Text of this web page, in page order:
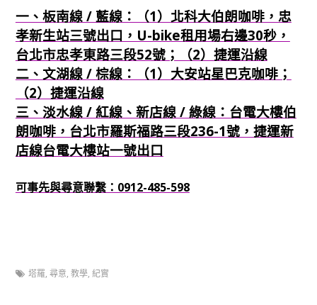
一、板南線 / 藍線：（1）北科大伯朗咖啡，忠
孝新生站三號出口，U-bike租用場右邊30秒，
台北市忠孝東路三段52號；（2）捷運沿線
二、文湖線 / 棕線：（1）大安站星巴克咖啡；
（2）捷運沿線
三、淡水線 / 紅線、新店線 / 綠線：台電大樓伯
朗咖啡，台北市羅斯福路三段236-1號，捷運新
店線台電大樓站一號出口
可事先與尋意聯繫：0912-485-598
塔羅, 尋意, 教學, 紀實